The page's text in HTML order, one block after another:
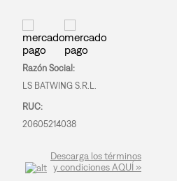
Razón Social:
LS BATWING S.R.L.
RUC:
20605214038
Descarga los términos
y condiciones AQUÍ »